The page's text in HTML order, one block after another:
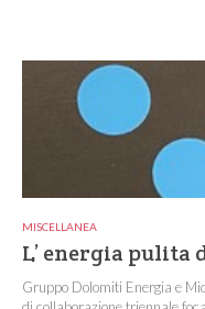
MISCELLANEA
L’ energia pulita
Gruppo Dolomiti Energia e